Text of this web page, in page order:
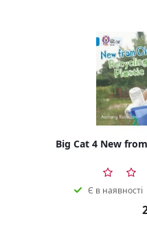
Big Cat 4
Є в наявності